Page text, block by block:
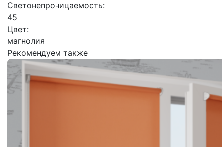
Светонепроницаемость:
45
Цвет:
магнолия
Рекомендуем также